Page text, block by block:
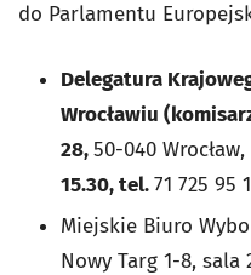
do Parlamentu
Delegatura
Wrocławiu
28,50-040
15.30, tel.71 725 95
Miejskie Biuro
Nowy Targ 1-8, sala